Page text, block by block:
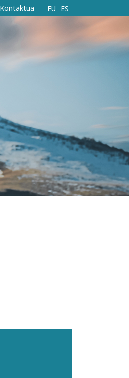
Kontaktua EU ES